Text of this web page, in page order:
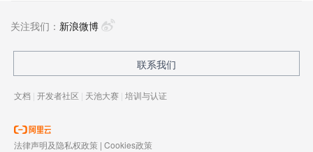
https://www.aliyun.com/product/mobilepaas/mpaas
关注我们： 新浪微博
联系我们
文档 | 开发者社区 | 天池大赛 | 培训与认证
法律声明及隐私权政策 | Cookies政策